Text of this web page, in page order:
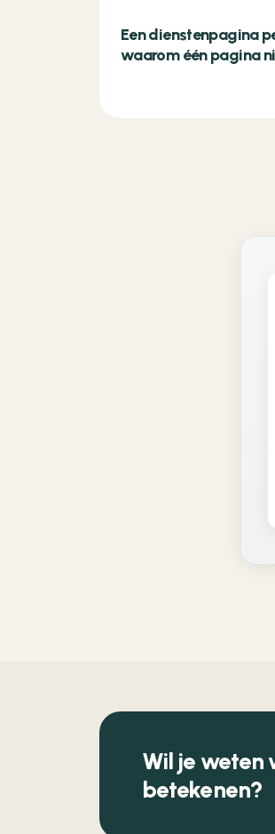
Een dienstenpagina
waarom één pagina
Wil je weten
betekenen?